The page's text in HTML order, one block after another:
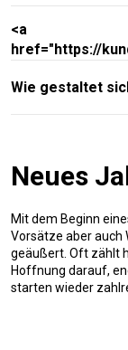
<a
href="https://
Wie gestaltet
Neues
Mit dem Beginn
Vorsätze aber auch
geäußert. Oft zählt
Hoffnung darauf,
starten wieder